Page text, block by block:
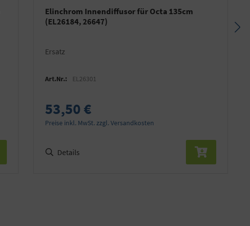
Elinchrom Innendiffusor für Octa 135cm
(EL26184, 26647)
Ersatz
Art.Nr.: EL26301
53,50 €
Preise inkl. MwSt. zzgl. Versandkosten
Details